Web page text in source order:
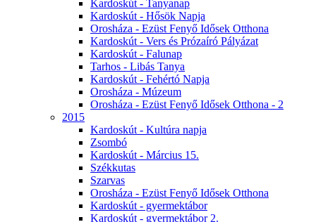
Kardoskút - Tanyanap
Kardoskút - Hősök Napja
Orosháza - Ezüst Fenyő Idősek Otthona
Kardoskút - Vers és Prózaíró Pályázat
Kardoskút - Falunap
Tarhos - Libás Tanya
Kardoskút - Fehértó Napja
Orosháza - Múzeum
Orosháza - Ezüst Fenyő Idősek Otthona - 2
2015
Kardoskút - Kultúra napja
Zsombó
Kardoskút - Március 15.
Székkutas
Szarvas
Orosháza - Ezüst Fenyő Idősek Otthona
Kardoskút - gyermektábor
Kardoskút - gyermektábor 2.